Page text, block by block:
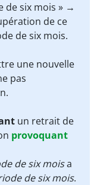
de six mois » →
de ce
de six mois.
une nouvelle
pas
un retrait de
provoquant
de six moisa
de six mois.